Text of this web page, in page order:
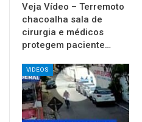
Veja Vídeo – Terremoto
chacoalha sala de
cirurgia e médicos
protegem paciente…
VIDEOS